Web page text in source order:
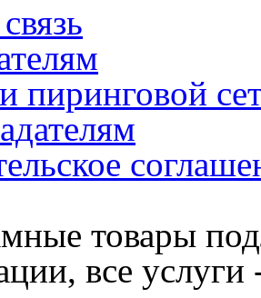
пиринговой
товары
все